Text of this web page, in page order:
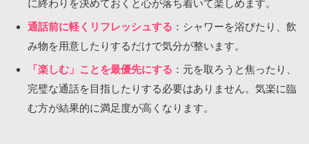
に終わりを決めておくと心が落ち着いて楽しめます。
通話前に軽くリフレッシュする ：シャワーを浴びたり、飲
み物を用意したりするだけで気分が整います。
「楽しむ」ことを最優先にする ：元を取ろうと焦ったり、
完璧な通話を目指したりする必要はありません。気楽に臨
む方が結果的に満足度が高くなります。